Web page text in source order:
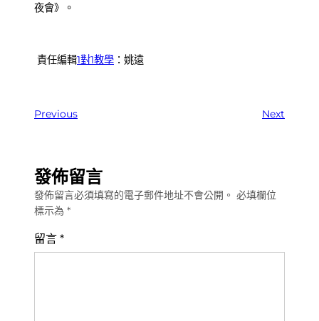
夜會》。
責任編輯1對1教學 ：姚遠
Previous Next
發佈留言
發佈留言必須填寫的電子郵件地址不會公開。 必填欄位
標示為 *
留言 *